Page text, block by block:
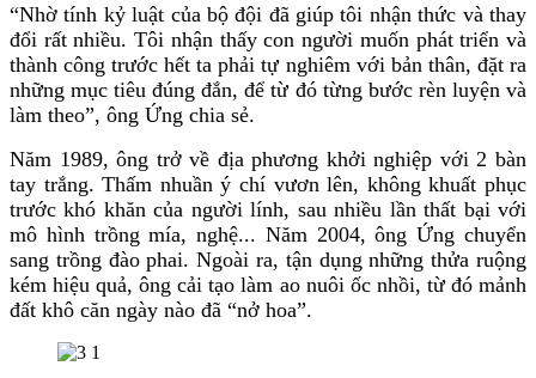
“Nhờ tính kỷ luật của bộ đội đã giúp tôi nhận thức và thay
đổi rất nhiều. Tôi nhận thấy con người muốn phát triển và
thành công trước hết ta phải tự nghiêm với bản thân, đặt ra
những mục tiêu đúng đắn, để từ đó từng bước rèn luyện và
làm theo”, ông Ứng chia sẻ.
Năm 1989, ông trở về địa phương khởi nghiệp với 2 bàn
tay trắng. Thấm nhuần ý chí vươn lên, không khuất phục
trước khó khăn của người lính, sau nhiều lần thất bại với
mô hình trồng mía, nghệ... Năm 2004, ông Ứng chuyển
sang trồng đào phai. Ngoài ra, tận dụng những thửa ruộng
kém hiệu quả, ông cải tạo làm ao nuôi ốc nhồi, từ đó mảnh
đất khô căn ngày nào đã “nở hoa”.